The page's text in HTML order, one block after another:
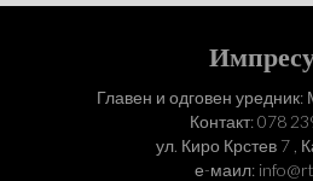
Главен и одговен
Контакт: 078
ул. Киро Крстев 7 ,
е-маил: